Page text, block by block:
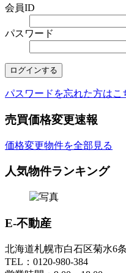
会員ID
パスワード
パスワードを忘れた方はこ
売買価格変更速報
価格変更物件を全部見る
人気物件ランキング
E-不動産
北海道札幌市白石区菊水6
TEL：0120-980-384